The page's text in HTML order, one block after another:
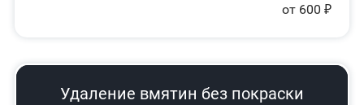
от 600 ₽
Удаление вмятин без покраски